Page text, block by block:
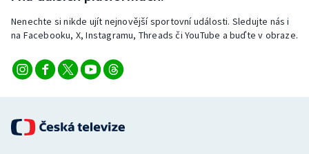
Veslování
Vodní slalom
Volejbal
Ostatní
Nenechte si nikde ujít nejnovější sportovní události. Sledujte nás i
na Facebooku, X, Instagramu, Threads či YouTube a buďte v obraze.